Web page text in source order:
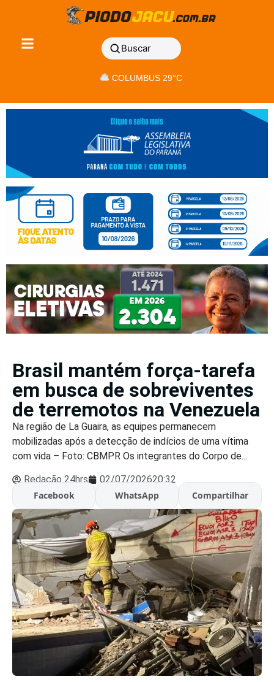
Buscar
COLUMBUS 29°C
Brasil mantém força-tarefa
em busca de sobreviventes
de terremotos na Venezuela
Na região de La Guaira, as equipes permanecem
mobilizadas após a detecção de indícios de uma vítima
com vida – Foto: CBMPR Os integrantes do Corpo de...
Redação 24hrs 02/07/202620:32
Facebook
WhatsApp Compartilhar